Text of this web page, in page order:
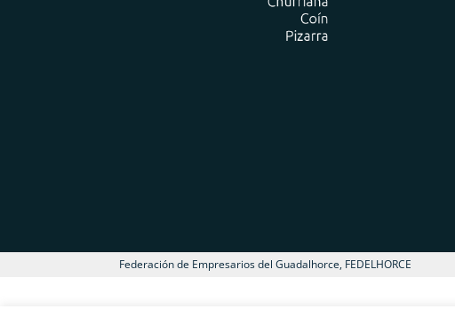
Federación de Empresarios del Guadalhorce, FEDELHORCE